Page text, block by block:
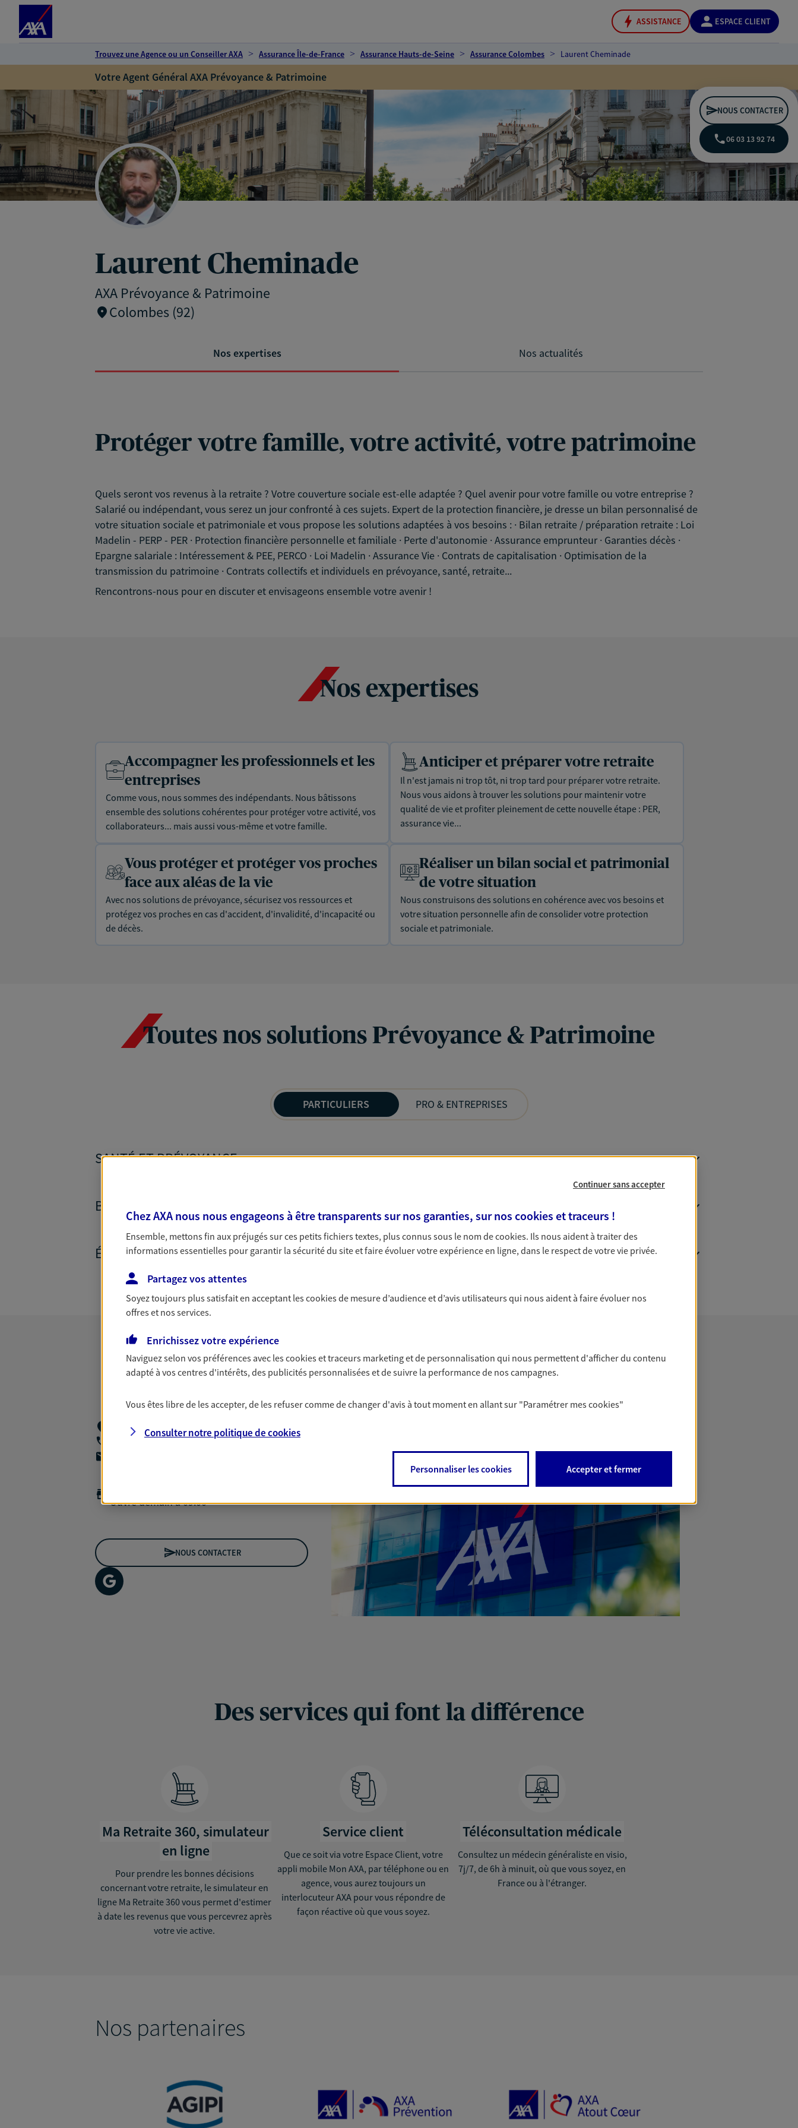
ASSISTANCE ESPACE CLIENT
Trouvez une Agence ou un Conseiller AXA Assurance Île-de-France Assurance Hauts-de-Seine Assurance Colombes Laurent Cheminade
Votre Agent Général AXA Prévoyance & Patrimoine
Laurent Cheminade
AXA Prévoyance & Patrimoine
Colombes (92)
NOUS CONTACTER
06 03 13 92 74
Nos expertises Nos actualités
Protéger votre famille, votre activité, votre patrimoine
Quels seront vos revenus à la retraite ? Votre couverture sociale est-elle adaptée ? Quel avenir pour votre famille ou votre entreprise ?
Salarié ou indépendant, vous serez un jour confronté à ces sujets. Expert de la protection financière, je dresse un bilan personnalisé de
votre situation sociale et patrimoniale et vous propose les solutions adaptées à vos besoins : · Bilan retraite / préparation retraite : Loi
Madelin - PERP - PER · Protection financière personnelle et familiale · Perte d'autonomie · Assurance emprunteur · Garanties décès ·
Epargne salariale : Intéressement & PEE, PERCO · Loi Madelin · Assurance Vie · Contrats de capitalisation · Optimisation de la
transmission du patrimoine · Contrats collectifs et individuels en prévoyance, santé, retraite...
Rencontrons-nous pour en discuter et envisageons ensemble votre avenir !
Nos expertises
Accompagner les professionnels et les
entreprises
Comme vous, nous sommes des indépendants. Nous bâtissons
ensemble des solutions cohérentes pour protéger votre activité, vos
collaborateurs... mais aussi vous-même et votre famille.
Anticiper et préparer votre retraite
Il n'est jamais ni trop tôt, ni trop tard pour préparer votre retraite.
Nous vous aidons à trouver les solutions pour maintenir votre
qualité de vie et profiter pleinement de cette nouvelle étape : PER,
assurance vie...
Vous protéger et protéger vos proches
face aux aléas de la vie
Avec nos solutions de prévoyance, sécurisez vos ressources et
protégez vos proches en cas d'accident, d'invalidité, d'incapacité ou
de décès.
Réaliser un bilan social et patrimonial
de votre situation
Nous construisons des solutions en cohérence avec vos besoins et
votre situation personnelle afin de consolider votre protection
sociale et patrimoniale.
Toutes nos solutions Prévoyance & Patrimoine
PARTICULIERS PRO & ENTREPRISES
SANTÉ ET PRÉVOYANCE
BANQUE ET CRÉDITS
ÉPARGNE ET RETRAITE
Nous rencontrer
58 Rue Henry Litolff,
92700 Colombes
Ouvre demain à 09:00
NOUS CONTACTER
Des services qui font la différence
Ma Retraite 360, simulateur
en ligne
Pour prendre les bonnes décisions
concernant votre retraite, le simulateur en
ligne Ma Retraite 360 vous permet d'estimer
à date les revenus que vous percevrez après
votre vie active.
Service client
Que ce soit via votre Espace Client, votre
appli mobile Mon AXA, par téléphone ou en
agence, vous aurez toujours un
interlocuteur AXA pour vous répondre de
façon réactive où que vous soyez.
Téléconsultation médicale
Consultez un médecin généraliste en visio,
7j/7, de 6h à minuit, où que vous soyez, en
France ou à l'étranger.
Nos partenaires
Continuer sans accepter
Chez AXA nous nous engageons à être transparents sur nos garanties, sur nos cookies et traceurs !
Ensemble, mettons fin aux préjugés sur ces petits fichiers textes, plus connus sous le nom decookies. Ils nous aident à traiter des
informations essentielles pour garantir la sécurité du site et faire évoluer votre expérience en ligne, dans le respect de votre vie privée.
Partagez vos attentes
Soyez toujours plus satisfait en acceptant lescookiesde mesure d’audience et d’avis utilisateurs qui nous aident à faire évoluer nos
offres et nos services.
Enrichissez votre expérience
Naviguez selon vos préférences avec lescookies et traceurs marketing et de personnalisation qui nous permettent d'afficher du contenu
adapté à vos centres d'intérêts, des publicités personnalisées et de suivre la performance de nos campagnes.
Vous êtes libre de les accepter, de les refuser comme de changer d'avis à tout moment en allant sur "Paramétrer mescookies"
Consulter notre politique decookies
Personnaliser les cookies Accepter et fermer